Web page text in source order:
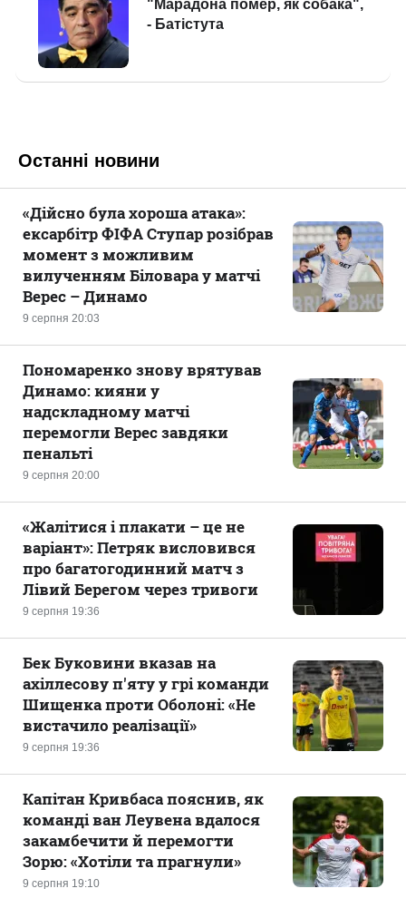
Останні новини
9 серпня 20:03
«Дійсно була хороша атака»:
ексарбітр ФІФА Ступар розібрав
момент з можливим
вилученням Біловара у матчі
Верес – Динамо
9 серпня 20:00
Пономаренко знову врятував
Динамо: кияни у
надскладному матчі
перемогли Верес завдяки
пенальті
9 серпня 19:36
«Жалітися і плакати – це не
варіант»: Петряк висловився
про багатогодинний матч з
Лівий Берегом через тривоги
9 серпня 19:36
Бек Буковини вказав на
ахіллесову п'яту у грі команди
Шищенка проти Оболоні: «Не
вистачило реалізації»
9 серпня 19:10
Капітан Кривбаса пояснив, як
команді ван Леувена вдалося
закамбечити й перемогти
Зорю: «Хотіли та прагнули»